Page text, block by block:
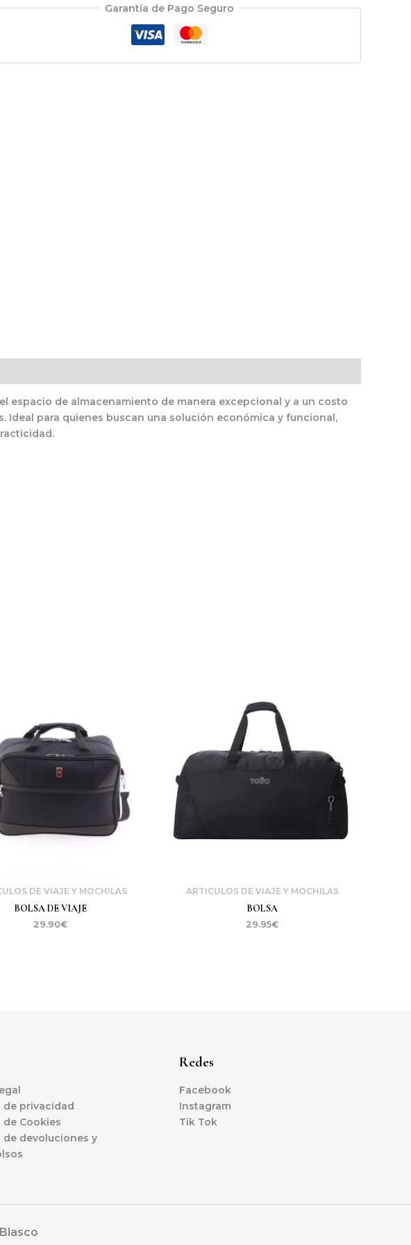
Garantía de Pago Seguro
de almacenamiento de manera excepcional y a un costo
Ideal para quienes buscan una solución económica y funcional,
DE VIAJE Y MOCHILAS
BOLSA DE VIAJE
29.90€
ARTICULOS DE VIAJE Y MOCHILAS
BOLSA
29.95€
de privacidad
de Cookies
de devoluciones y
Redes
Facebook
Instagram
Tik Tok